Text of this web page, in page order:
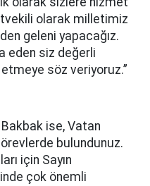
olarak milletimiz
geleni yapacağız.
eden siz değerli
söz veriyoruz.”
ise, Vatan
bulundunuz.
için Sayın
çok önemli